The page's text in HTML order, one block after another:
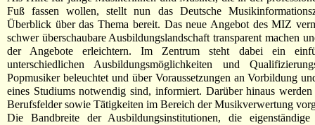
Fuß fassen wollen, stellt nun das Deutsche
Überblick über das Thema bereit. Das neue Angebot des MIZ
schwer überschaubare Ausbildungslandschaft transparent machen
der Angebote erleichtern. Im Zentrum steht dabei ein
unterschiedlichen Ausbildungsmöglichkeiten und
Popmusiker beleuchtet und über Voraussetzungen an Vorbildung
eines Studiums notwendig sind, informiert. Darüber hinaus werden
Berufsfelder sowie Tätigkeiten im Bereich der Musikverwertung
Die Bandbreite der Ausbildungsinstitutionen, die